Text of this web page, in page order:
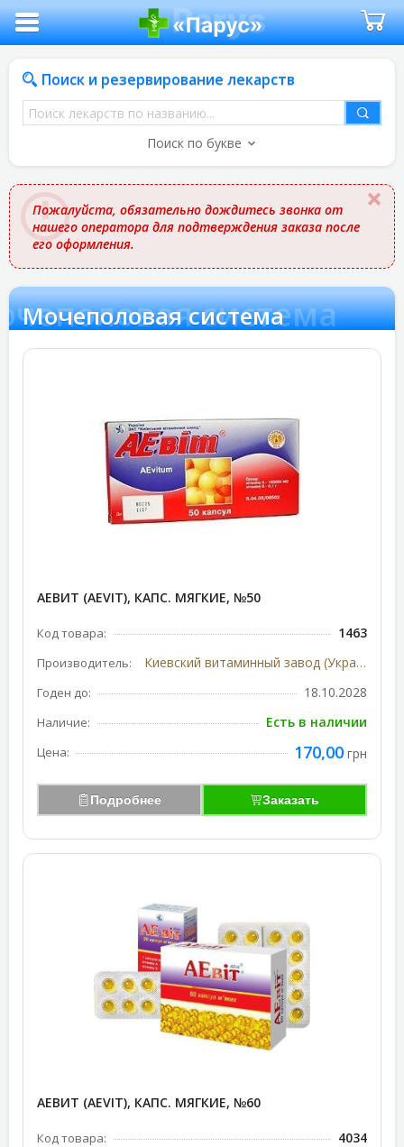
Поиск и резервирование лекарств
Поиск
лекарств
названию
Поиск по букве
Пожалуйста, обязательно дождитесь звонка от
нашего оператора для подтверждения заказа после
его оформления.
система
Мочеполовая система
АЕВИТ (AEVIT), КАПС. МЯГКИЕ, №50
Код товара: 1463
Производитель: Киевский витаминный завод (Украина)
Годен до: 18.10.2028
Наличие: Есть в наличии
Цена: 170,00 грн
Подробнее Заказать
АЕВИТ (AEVIT), КАПС. МЯГКИЕ, №60
Код товара: 4034